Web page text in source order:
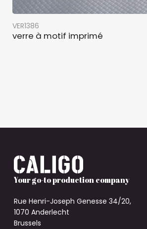
VER1386
verre à motif imprimé
Your go-to production company
Rue Henri-Joseph Genesse 34/20,
1070 Anderlecht
Brussels